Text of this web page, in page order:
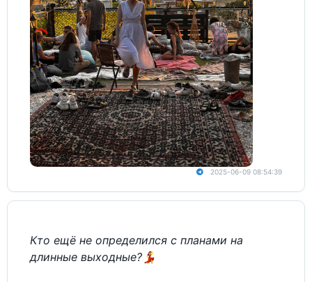
2025-06-09 08:54:39
Кто ещё не определился с планами на
длинные выходные? 💃